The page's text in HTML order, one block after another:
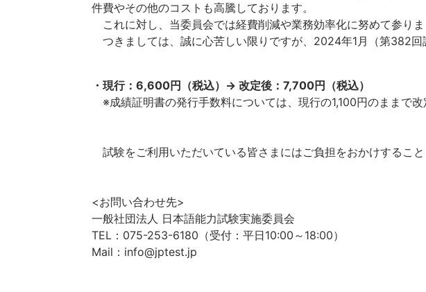
件費やその他のコストも高騰しております。
これに対し、当委員会では経費削減や業務効率化に努めて参り
つきましては、誠に心苦しい限りですが、2024年1月（第382回
・現行：6,600円（税込）→ 改定後：7,700円（税込）
※成績証明書の発行手数料については、現行の1,100円のままで改
試験をご利用いただいている皆さまにはご負担をおかけするこ
<お問い合わせ先>
一般社団法人 日本語能力試験実施委員会
TEL：075-253-6180（受付：平日10:00～18:00）
Mail：info@jptest.jp